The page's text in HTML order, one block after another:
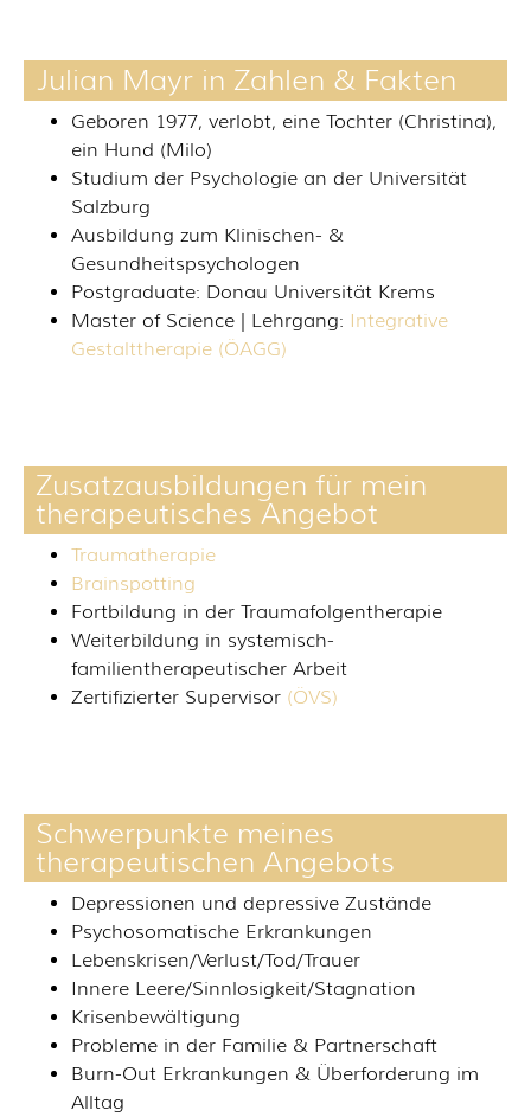
Julian Mayr in Zahlen & Fakten
Geboren 1977, verlobt, eine Tochter (Christina),
ein Hund (Milo)
Studium der Psychologie an der Universität
Salzburg
Ausbildung zum Klinischen- &
Gesundheitspsychologen
Postgraduate: Donau Universität Krems
Master of Science | Lehrgang: Integrative
Gestalttherapie (ÖAGG)
Zusatzausbildungen für mein
therapeutisches Angebot
Traumatherapie
Brainspotting
Fortbildung in der Traumafolgentherapie
Weiterbildung in systemisch-
familientherapeutischer Arbeit
Zertifizierter Supervisor (ÖVS)
Schwerpunkte meines
therapeutischen Angebots
Depressionen und depressive Zustände
Psychosomatische Erkrankungen
Lebenskrisen/Verlust/Tod/Trauer
Innere Leere/Sinnlosigkeit/Stagnation
Krisenbewältigung
Probleme in der Familie & Partnerschaft
Burn-Out Erkrankungen & Überforderung im
Alltag